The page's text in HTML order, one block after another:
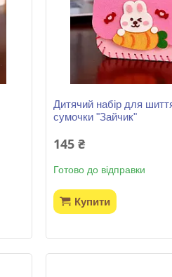
Дитячий набір для
сумочки "Зайчик"
145 ₴
Готово до відправки
Купити